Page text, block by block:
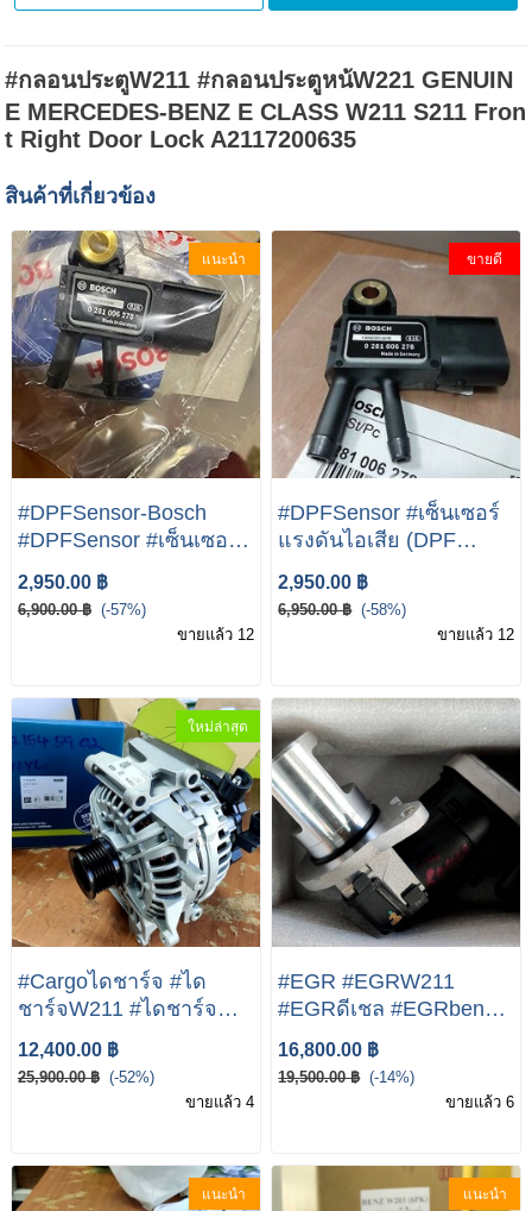
#กลอนประตูW211 #กลอนประตูหน้W221 GENUIN
E MERCEDES-BENZ E CLASS W211 S211 Fron
t Right Door Lock A2117200635
สินค้าที่เกี่ยวข้อง
แนะนำ
#DPFSensor-Bosch
#DPFSensor #เซ็นเซอร์
แรงดันไอเสีย (DPF
Sensor) BOSCH | เบนซ์
W204 W207 W211
R172 )
2,950.00 ฿
6,900.00 ฿ (-57%)
ขายแล้ว 12
ขายดี
#DPFSensor #เซ็นเซอร์
แรงดันไอเสีย (DPF
Sensor) BOSCH | เบนซ์
W204 W207 W211
W212 W218 W219
2,950.00 ฿
6,950.00 ฿ (-58%)
ขายแล้ว 12
ใหม่ล่าสุด
#Cargoไดชาร์จ #ได
ชาร์จW211 #ไดชาร์จ
เบนซ์ #ไดชาร์จรถเบนซ์
Benz 200A E220 CDI
W211 200A/14V
12,400.00 ฿
25,900.00 ฿ (-52%)
ขายแล้ว 4
#EGR #EGRW211
#EGRดีเชล #EGRbenz
EGR Control Valve For
Mercedes W211 E220
CDI
16,800.00 ฿
19,500.00 ฿ (-14%)
ขายแล้ว 6
แนะนำ แนะนำ